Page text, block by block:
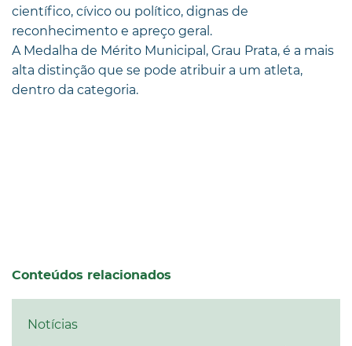
científico, cívico ou político, dignas de
reconhecimento e apreço geral.
A Medalha de Mérito Municipal, Grau Prata, é a mais
alta distinção que se pode atribuir a um atleta,
dentro da categoria.
Conteúdos relacionados
Notícias